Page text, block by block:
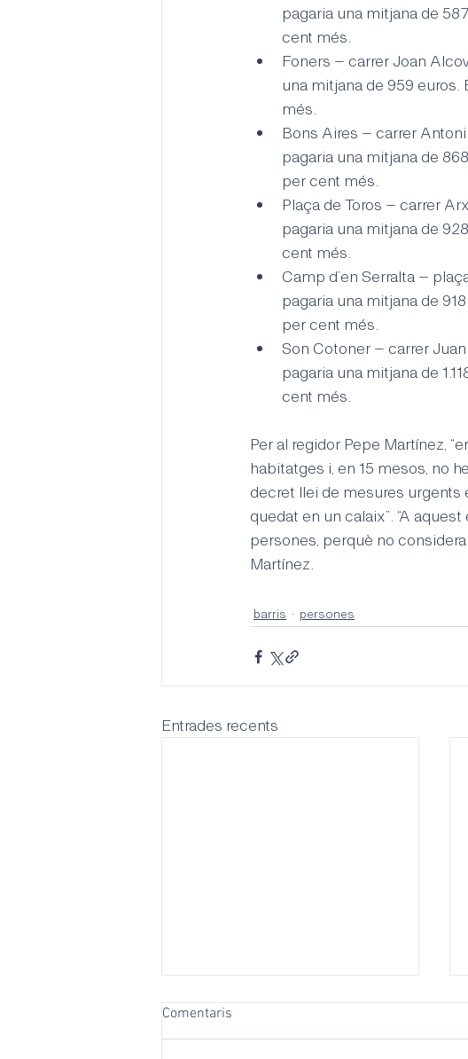
pagaria una mitjana de
cent més.
Foners – carrer Joan
una mitjana de 959 euros.
més.
Bons Aires – carrer
pagaria una mitjana de
per cent més.
Plaça de Toros – carrer
pagaria una mitjana de
cent més.
Camp d’en Serralta –
pagaria una mitjana de
per cent més.
Son Cotoner – carrer
pagaria una mitjana de
cent més.
Per al regidor Pepe Martínez,
habitatges i, en 15 mesos, no
decret llei de mesures
quedat en un calaix”. “A
persones, perquè no
Martínez.
barris persones
Entrades recents
Comentaris